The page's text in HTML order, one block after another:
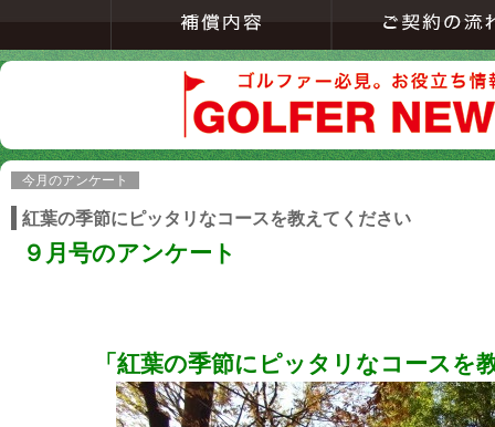
今月のアンケート
紅葉の季節にピッタリなコースを教えてください
９月号のアンケート
「紅葉の季節にピッタリなコースを